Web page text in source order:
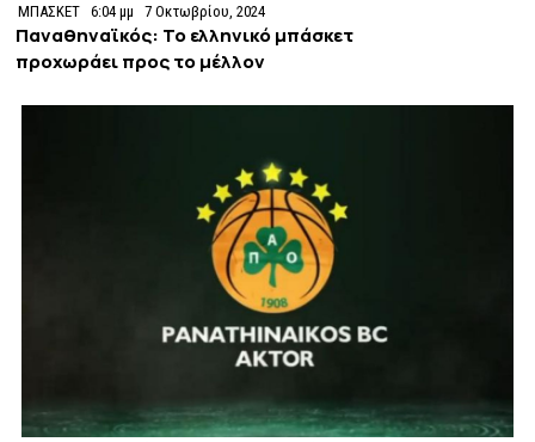
ΜΠΑΣΚΕΤ 6:04 μμ 7 Οκτωβρίου, 2024
Παναθηναϊκός: Το ελληνικό μπάσκετ
προχωράει προς το μέλλον